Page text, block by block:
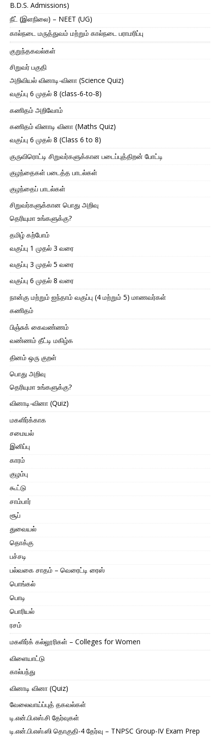
B.D.S. Admissions)
நீட் (இளநிலை) – NEET (UG)
கால்நடை மருத்துவம் மற்றும் கால்நடை பராமரிப்பு
குறுந்தகவல்கள்
சிறுவர் பகுதி
அறிவியல் வினாடி-வினா (Science Quiz)
வகுப்பு 6 முதல் 8 (class-6-to-8)
கணிதம் அறிவோம்
கணிதம் வினாடி வினா (Maths Quiz)
வகுப்பு 6 முதல் 8 (Class 6 to 8)
குருவிரொட்டி சிறுவர்களுக்கான படைப்புத்திறன் போட்டி
குழந்தைகள் படைத்த பாடல்கள்
குழந்தைப் பாடல்கள்
சிறுவர்களுக்கான பொது அறிவு
தெரியுமா உங்களுக்கு?
தமிழ் கற்போம்
வகுப்பு 1 முதல் 3 வரை
வகுப்பு 3 முதல் 5 வரை
வகுப்பு 6 முதல் 8 வரை
நான்கு மற்றும் ஐந்தாம் வகுப்பு (4 மற்றும் 5) மாணவர்கள்
கணிதம்
பிஞ்சுக் கைவண்ணம்
வண்ணம் தீட்டி மகிழ்க
தினம் ஒரு குறள்
பொது அறிவு
தெரியுமா உங்களுக்கு?
வினாடி-வினா (Quiz)
மகளிர்க்காக
சமையல்
இனிப்பு
காரம்
குழம்பு
கூட்டு
சாம்பார்
சூப்
துவையல்
தொக்கு
பச்சடி
பல்வகை சாதம் – வெரைட்டி ரைஸ்
பொங்கல்
பொடி
பொரியல்
ரசம்
மகளிர்க் கல்லூரிகள் – Colleges for Women
விளையாட்டு
கால்பந்து
வினாடி வினா (Quiz)
வேலைவாய்ப்புத் தகவல்கள்
டி.என்.பி.எஸ்.சி தேர்வுகள்
டி.என்.பி.எஸ்.ஸி தொகுதி-4 தேர்வு – TNPSC Group-IV Exam Prep